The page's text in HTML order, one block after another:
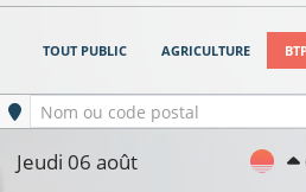
TOUT PUBLIC AGRICULTURE
Ville sélectionnée
Nom ou code postal
Jeudi 06 août
22°C
21°C